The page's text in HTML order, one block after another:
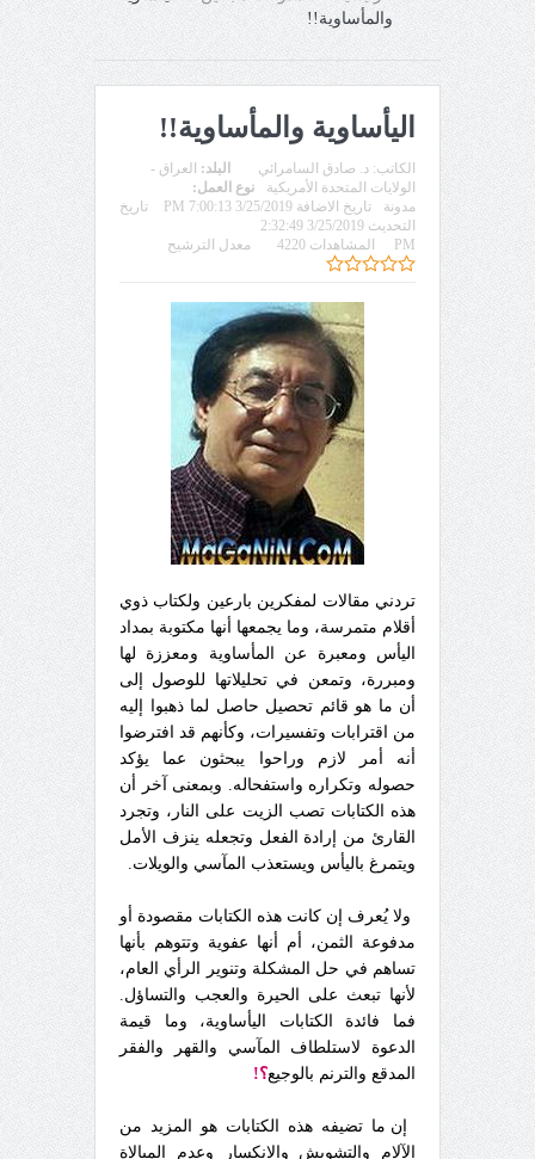
والمأساوية!!
اليأساوية والمأساوية!!
الكاتب: د. صادق السامرائي البلد: العراق -
الولايات المتحدة الأمريكية
نوع العمل:
مدونة
تاريخ الاضافة 3/25/2019 7:00:13 PM
تاريخ
التحديث 3/25/2019 2:32:49
PM
المشاهدات 4220 معدل الترشيح
تردني مقالات لمفكرين بارعين ولكتاب ذوي
أقلام متمرسة، وما يجمعها أنها مكتوبة بمداد
اليأس ومعبرة عن المأساوية ومعززة لها
ومبررة، وتمعن في تحليلاتها للوصول إلى
أن ما هو قائم تحصيل حاصل لما ذهبوا إليه
من اقترابات وتفسيرات، وكأنهم قد افترضوا
أنه أمر لازم وراحوا يبحثون عما يؤكد
حصوله وتكراره واستفحاله. وبمعنى آخر أن
هذه الكتابات تصب الزيت على النار، وتجرد
القارئ من إرادة الفعل وتجعله ينزف الأمل
ويتمرغ باليأس ويستعذب المآسي والويلات.
ولا يُعرف إن كانت هذه الكتابات مقصودة أو
مدفوعة الثمن، أم أنها عفوية وتتوهم بأنها
تساهم في حل المشكلة وتنوير الرأي العام،
لأنها تبعث على الحيرة والعجب والتساؤل.
فما فائدة الكتابات اليأساوية، وما قيمة
الدعوة لاستلطاف المآسي والقهر والفقر
المدقع والترنم بالوجيع؟!
إن ما تضيفه هذه الكتابات هو المزيد من
الآلام والتشويش والانكسار وعدم المبالاة